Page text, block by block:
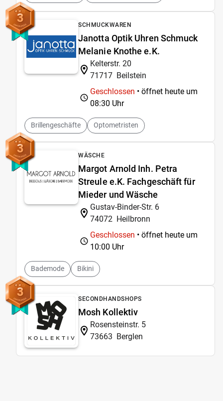
3 SCHMUCKWAREN
Janotta Optik Uhren Schmuck
Melanie Knothe e.K.
Kelterstr. 20
71717 Beilstein
Geschlossen • öffnet heute um
08:30 Uhr
Brillengeschäfte Optometristen
3 WÄSCHE
Margot Arnold Inh. Petra
Streule e.K. Fachgeschäft für
Mieder und Wäsche
Gustav-Binder-Str. 6
74072 Heilbronn
Geschlossen • öffnet heute um
10:00 Uhr
Bademode Bikini
3 SECONDHANDSHOPS
Mosh Kollektiv
Rosensteinstr. 5
73663 Berglen